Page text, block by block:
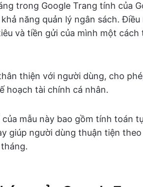
trong Google Trang tính của
năng quản lý ngân sách.
và tiền gửi của mình một
thiện với người dùng, cho
hoạch tài chính cá nhân.
mẫu này bao gồm tính toán
giúp người dùng thuận tiện